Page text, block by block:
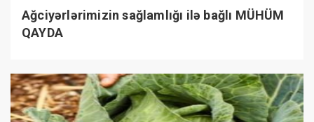
Ağciyərlərimizin sağlamlığı ilə bağlı MÜHÜM
QAYDA